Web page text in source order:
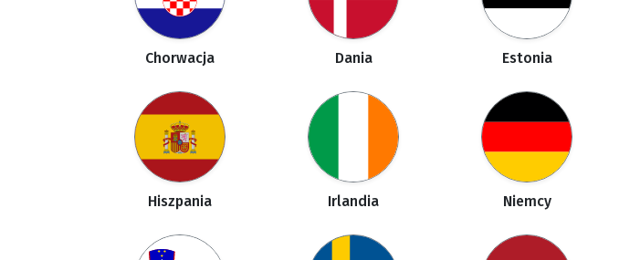
Chorwacja Dania Estonia
Hiszpania Irlandia Niemcy